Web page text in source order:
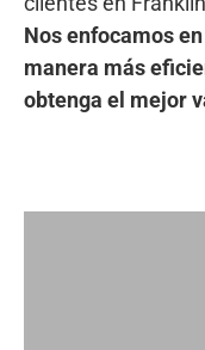
Nos enfocamos
manera más
obtenga el mejor